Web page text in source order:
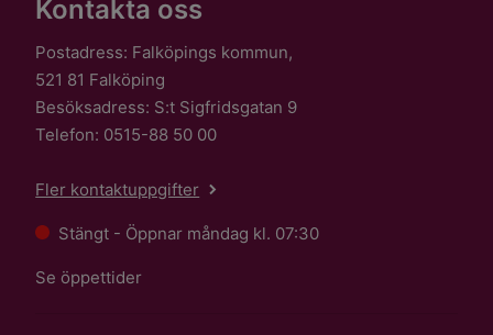
Kontakta oss
Postadress: Falköpings kommun,
521 81 Falköping
Besöksadress: S:t Sigfridsgatan 9
Telefon: 0515-88 50 00
Fler kontaktuppgifter
Stängt - Öppnar måndag kl. 07:30
Se öppettider